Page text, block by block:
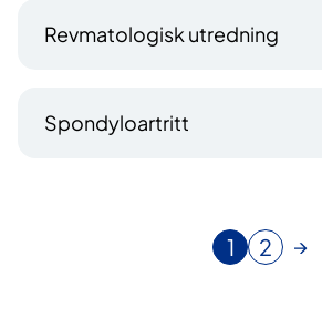
Revmatologisk utredning
Spondyloartritt
N
1
G
2